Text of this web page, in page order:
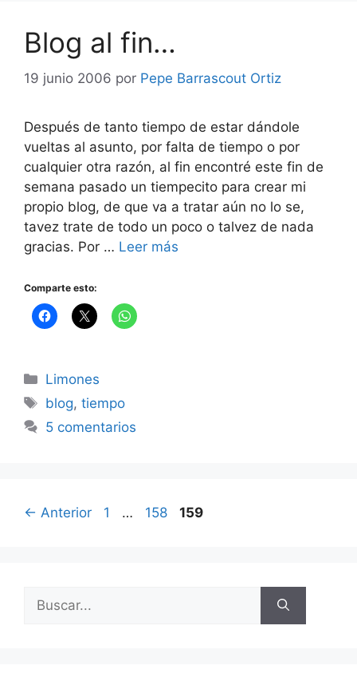
Blog al fin…
19 junio 2006 por Pepe Barrascout Ortiz
Después de tanto tiempo de estar dándole
vueltas al asunto, por falta de tiempo o por
cualquier otra razón, al fin encontré este fin de
semana pasado un tiempecito para crear mi
propio blog, de que va a tratar aún no lo se,
tavez trate de todo un poco o talvez de nada
gracias. Por … Leer más
Comparte esto:
Categorías
Limones
Etiquetas
blog,tiempo
5 comentarios
← Anterior Página
1 … Página
158 Página
159
Buscar: